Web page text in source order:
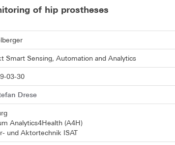
of hip prostheses
Smart Sensing, Automation and Analytics
03-30
Drese
Analytics4Health (A4H)
und Aktortechnik ISAT